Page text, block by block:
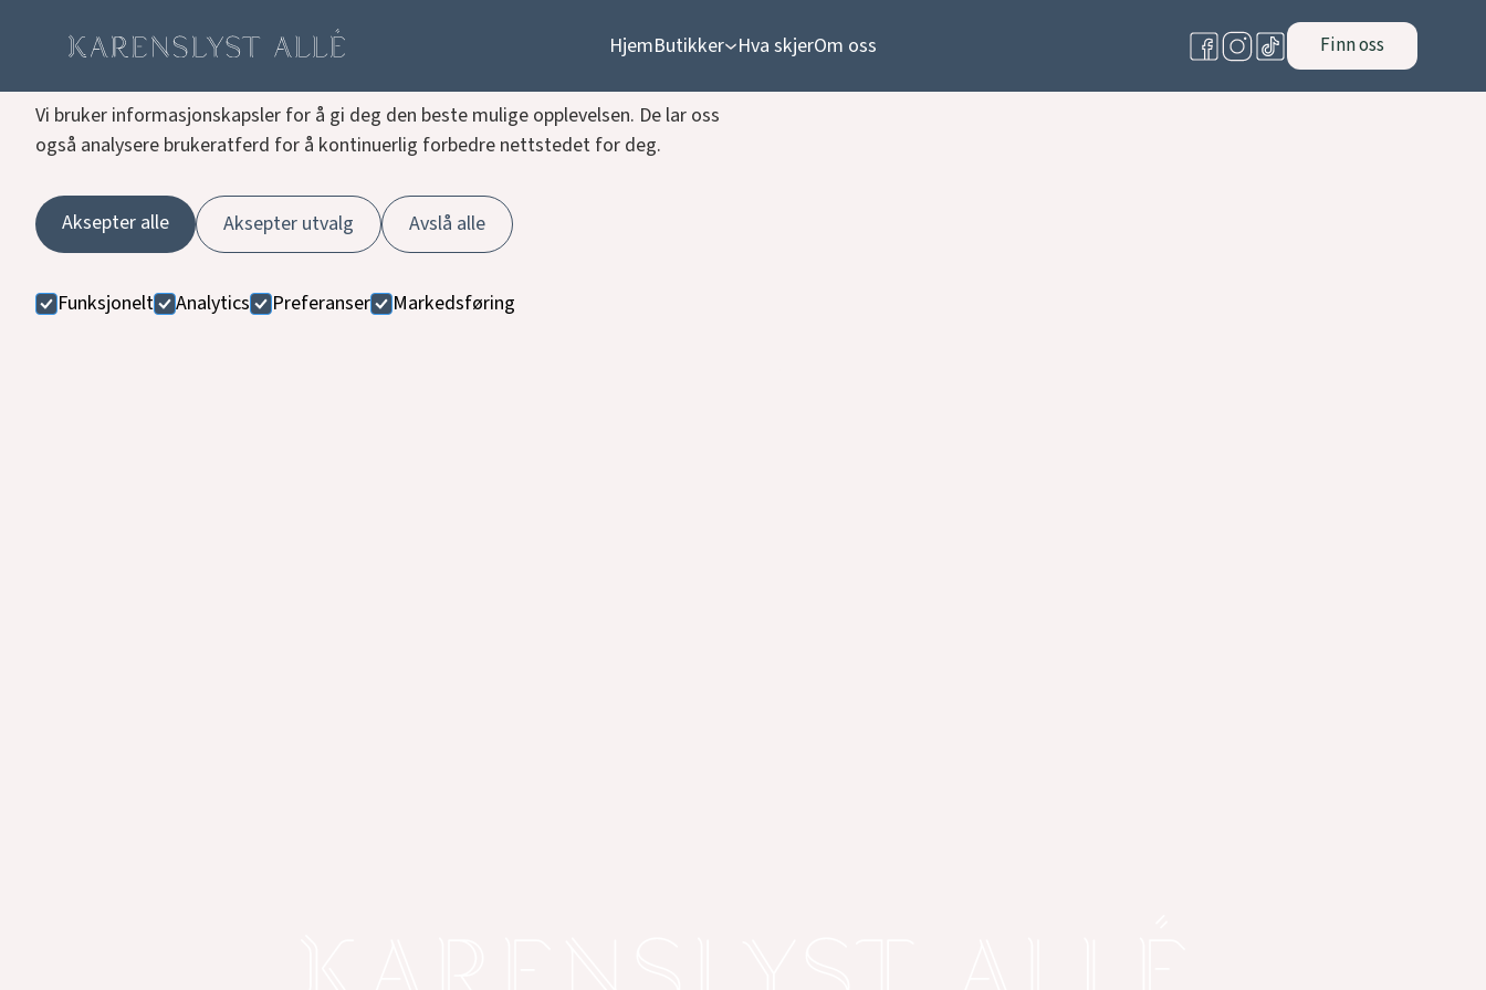
Informasjonskapsler
Vi bruker informasjonskapsler for å gi deg den beste mulige opplevelsen. De lar oss
også analysere brukeratferd for å kontinuerlig forbedre nettstedet for deg.
Aksepter alle Aksepter utvalg Avslå alle
Funksjonelt Analytics Preferanser Markedsføring
HjemButikker Hva skjerOm oss Finn oss